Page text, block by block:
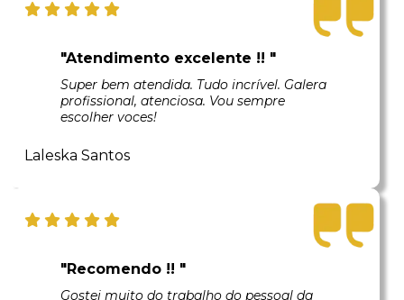
"Atendimento excelente !! "
Super bem atendida. Tudo incrível. Galera
profissional, atenciosa. Vou sempre
escolher voces!
Laleska Santos
"Recomendo !! "
Gostei muito do trabalho do pessoal da